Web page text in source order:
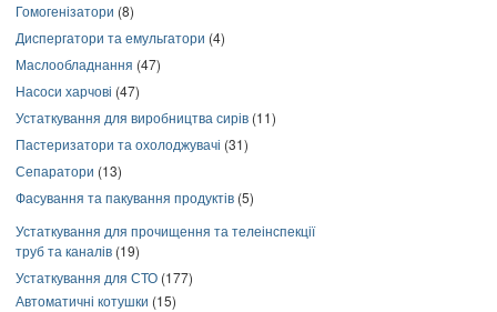
Гомогенізатори (8)
Диспергатори та емульгатори (4)
Маслообладнання (47)
Насоси харчові (47)
Устаткування для виробництва сирів (11)
Пастеризатори та охолоджувачі (31)
Сепаратори (13)
Фасування та пакування продуктів (5)
Устаткування для прочищення та телеінспекції
труб та каналів (19)
Устаткування для СТО (177)
Автоматичні котушки (15)